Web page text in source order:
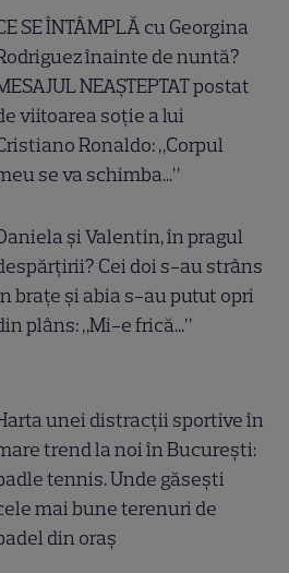
SE ÎNTÂMPLĂ cu Georgina
înainte de nuntă?
NEAȘTEPTAT postat
viitoarea soție a lui
Ronaldo: „Corpul
se va schimba...”
și Valentin, în pragul
Cei doi s-au strâns
brațe și abia s-au putut opri
plâns: „Mi-e frică...”
unei distracții sportive în
trend la noi în București:
tennis. Unde găsești
mai bune terenuri de
din oraș